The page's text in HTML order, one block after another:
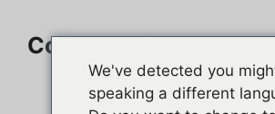
contenuComment jouer sur
We've detected you
speaking a different